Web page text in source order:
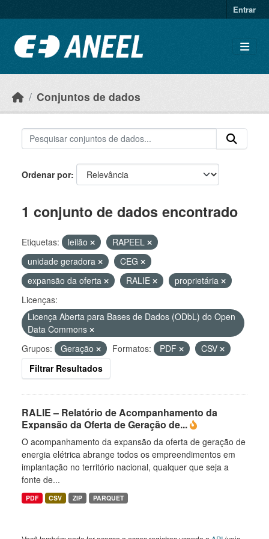
Entrar
Conjuntos de dados
Ordenar por
1 conjunto de dados encontrado
Etiquetas: leilão
RAPEEL
unidade geradora
CEG
expansão da oferta
RALIE
proprietária
Licenças:
Licença Aberta para Bases de Dados (ODbL) do Open
Data Commons
Grupos:
Geração Formatos: PDF
CSV
Filtrar Resultados
RALIE – Relatório de Acompanhamento da
Expansão da Oferta de Geração de...
O acompanhamento da expansão da oferta de geração de
energia elétrica abrange todos os empreendimentos em
implantação no território nacional, qualquer que seja a
fonte de...
PDF CSV ZIP PARQUET